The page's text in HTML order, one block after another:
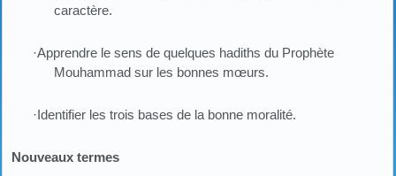
caractère.
·Apprendre le sens de quelques hadiths du Prophète
Mouhammad sur les bonnes mœurs.
·Identifier les trois bases de la bonne moralité.
Nouveaux termes